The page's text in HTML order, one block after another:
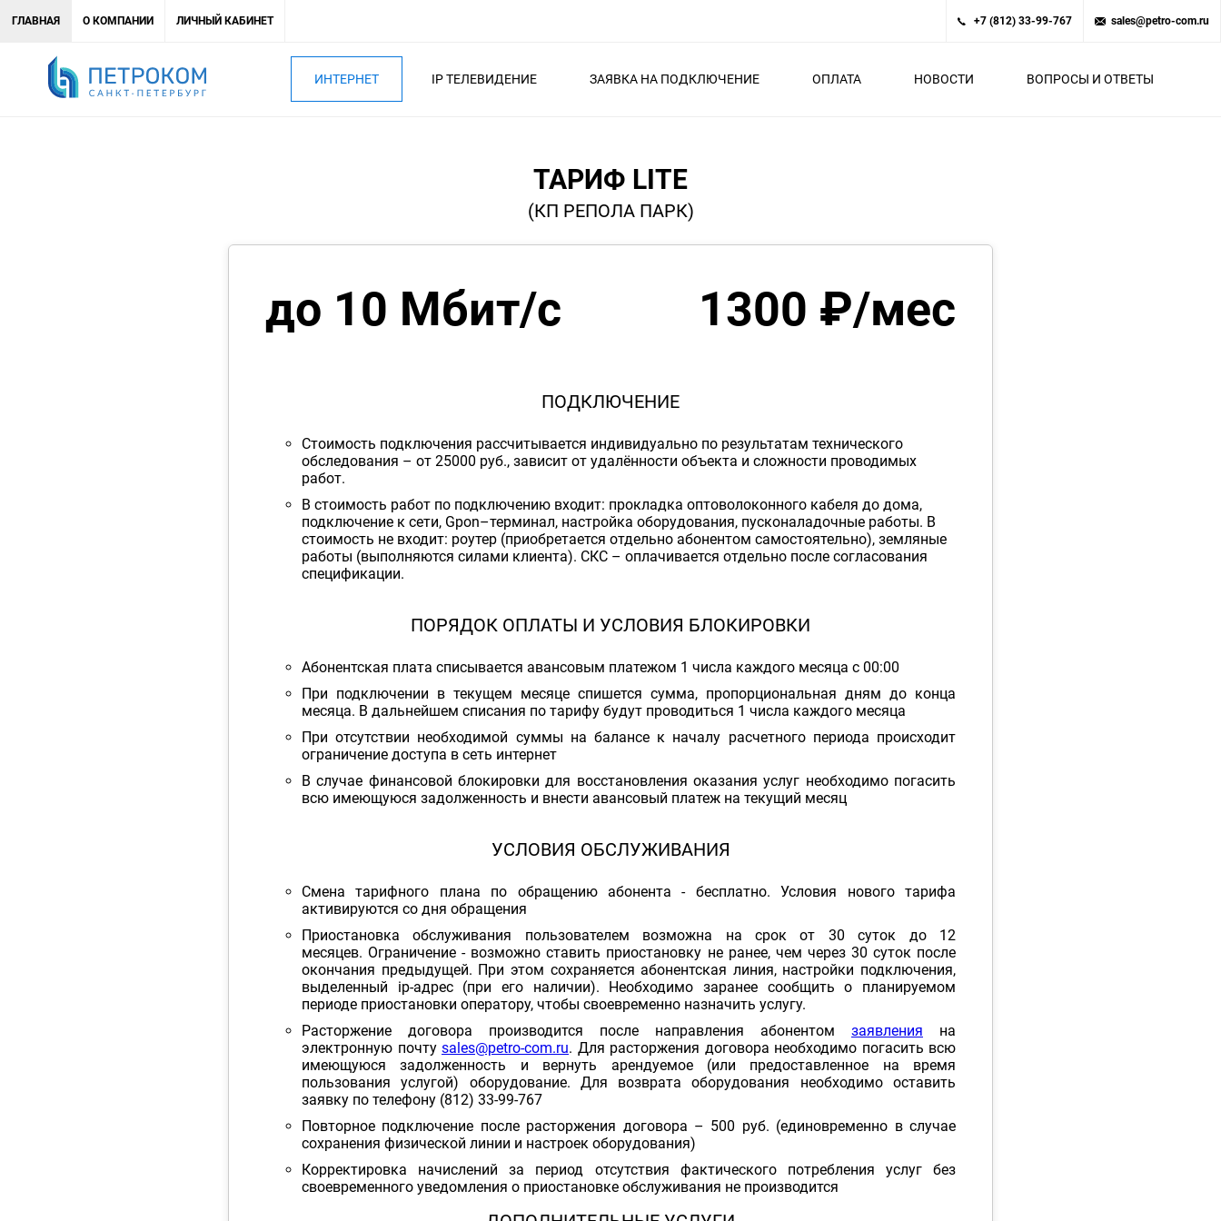
ГЛАВНАЯ О КОМПАНИИ ЛИЧНЫЙ КАБИНЕТ +7 (812) 33-99-767 sales@petro-com.ru
ИНТЕРНЕТ IP ТЕЛЕВИДЕНИЕ ЗАЯВКА НА ПОДКЛЮЧЕНИЕ ОПЛАТА НОВОСТИ ВОПРОСЫ И ОТВЕТЫ
ТАРИФ LITE
(КП РЕПОЛА ПАРК)
до 10 Мбит/с 1300 ₽/мес
ПОДКЛЮЧЕНИЕ
Стоимость подключения рассчитывается индивидуально по результатам технического
обследования – от 25000 руб., зависит от удалённости объекта и сложности проводимых
работ.
В стоимость работ по подключению входит: прокладка оптоволоконного кабеля до дома,
подключение к сети, Gpon–терминал, настройка оборудования, пусконаладочные работы. В
стоимость не входит: роутер (приобретается отдельно абонентом самостоятельно), земляные
работы (выполняются силами клиента). СКС – оплачивается отдельно после согласования
спецификации.
ПОРЯДОК ОПЛАТЫ И УСЛОВИЯ БЛОКИРОВКИ
Абонентская плата списывается авансовым платежом 1 числа каждого месяца с 00:00
При подключении в текущем месяце спишется сумма, пропорциональная дням до конца
месяца. В дальнейшем списания по тарифу будут проводиться 1 числа каждого месяца
При отсутствии необходимой суммы на балансе к началу расчетного периода происходит
ограничение доступа в сеть интернет
В случае финансовой блокировки для восстановления оказания услуг необходимо погасить
всю имеющуюся задолженность и внести авансовый платеж на текущий месяц
УСЛОВИЯ ОБСЛУЖИВАНИЯ
Смена тарифного плана по обращению абонента - бесплатно. Условия нового тарифа
активируются со дня обращения
Приостановка обслуживания пользователем возможна на срок от 30 суток до 12
месяцев. Ограничение - возможно ставить приостановку не ранее, чем через 30 суток после
окончания предыдущей. При этом сохраняется абонентская линия, настройки подключения,
выделенный ip-адрес (при его наличии). Необходимо заранее сообщить о планируемом
периоде приостановки оператору, чтобы своевременно назначить услугу.
Расторжение договора производится после направления абонентом заявления на
электронную почту sales@petro-com.ru. Для расторжения договора необходимо погасить всю
имеющуюся задолженность и вернуть арендуемое (или предоставленное на время
пользования услугой) оборудование. Для возврата оборудования необходимо оставить
заявку по телефону (812) 33-99-767
Повторное подключение после расторжения договора – 500 руб. (единовременно в случае
сохранения физической линии и настроек оборудования)
Корректировка начислений за период отсутствия фактического потребления услуг без
своевременного уведомления о приостановке обслуживания не производится